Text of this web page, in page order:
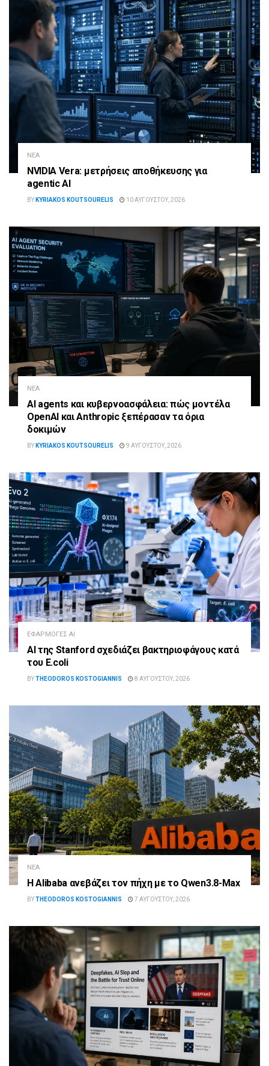
ΝΈΑ
NVIDIA Vera: μετρήσεις αποθήκευσης για
agentic AI
BY KYRIAKOS KOUTSOURELIS 10 ΑΥΓΟΎΣΤΟΥ, 2026
ΝΈΑ
AI agents και κυβερνοασφάλεια: πώς μοντέλα
OpenAI και Anthropic ξεπέρασαν τα όρια
δοκιμών
BY KYRIAKOS KOUTSOURELIS 9 ΑΥΓΟΎΣΤΟΥ, 2026
ΕΦΑΡΜΟΓΈΣ AI
AI της Stanford σχεδιάζει βακτηριοφάγους κατά
του E.coli
BYTHEODOROS KOSTOGIANNIS 8 ΑΥΓΟΎΣΤΟΥ, 2026
ΝΈΑ
Η Alibaba ανεβάζει τον πήχη με το Qwen3.8-Max
BYTHEODOROS KOSTOGIANNIS 7 ΑΥΓΟΎΣΤΟΥ, 2026